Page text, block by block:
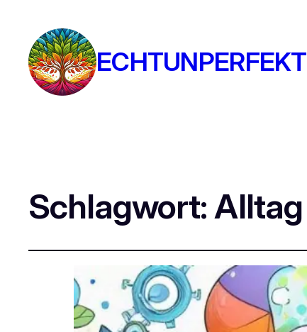
ECHTUNPERFEKT
Schlagwort:Alltag